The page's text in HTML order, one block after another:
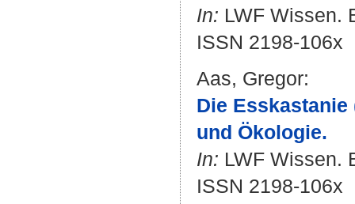
In: LWF Wissen.
ISSN 2198-106x
Aas, Gregor:
Die
und Ökologie.
In: LWF Wissen.
ISSN 2198-106x